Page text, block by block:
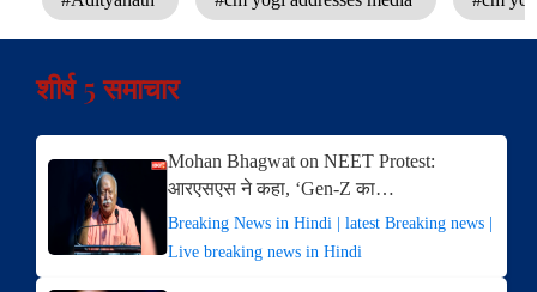
शीर्ष 5 समाचार
Mohan Bhagwat on NEET Protest:
आरएसएस ने कहा, ‘Gen-Z का…
Breaking News in Hindi | latest Breaking news |
Live breaking news in Hindi